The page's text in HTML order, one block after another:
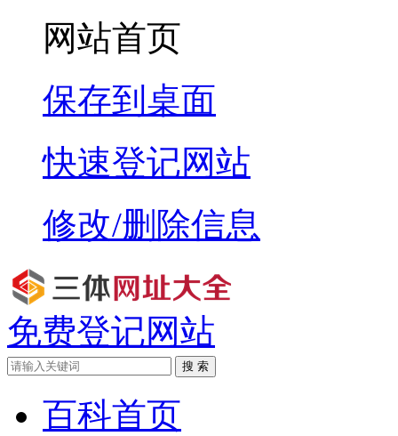
网站首页
保存到桌面
快速登记网站
修改/删除信息
免费登记网站
搜 索
百科首页